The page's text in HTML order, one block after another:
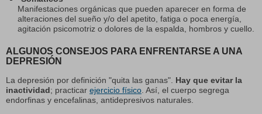
Manifestaciones orgánicas que pueden aparecer en forma de
alteraciones del sueño y/o del apetito, fatiga o poca energía,
agitación psicomotriz o dolores de la espalda, hombros y cuello.
ALGUNOS CONSEJOS PARA ENFRENTARSE A UNA
DEPRESIÓN
La depresión por definición "quita las ganas". Hay que evitar la
inactividad; practicar ejercicio físico . Así, el cuerpo segrega
endorfinas y encefalinas, antidepresivos naturales.